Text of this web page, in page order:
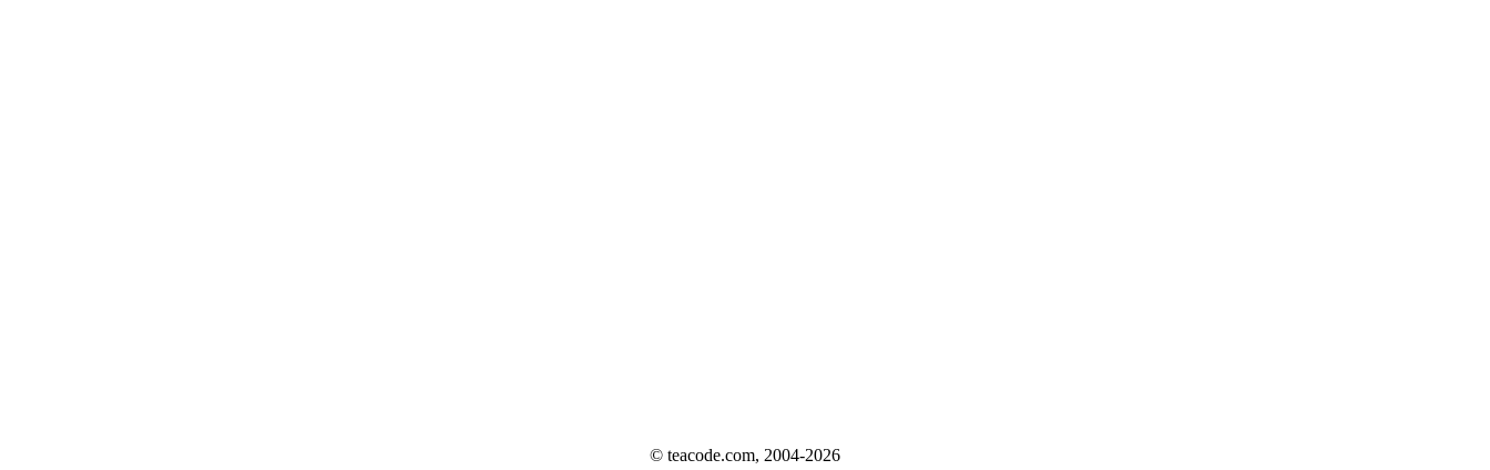
© teacode.com, 2004-2026